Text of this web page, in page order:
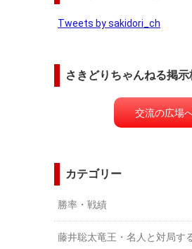
Tweets by sakidori_ch
さきどりちゃんねる掲示
交流の広場
カテゴリー
勝率・戦績
藤井聡太竜王・名人と対局す